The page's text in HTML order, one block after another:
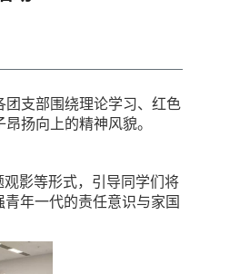
团支部围绕理论学习、红色
扬向上的精神风貌。
观影等形式，引导同学们将
年一代的责任意识与家国